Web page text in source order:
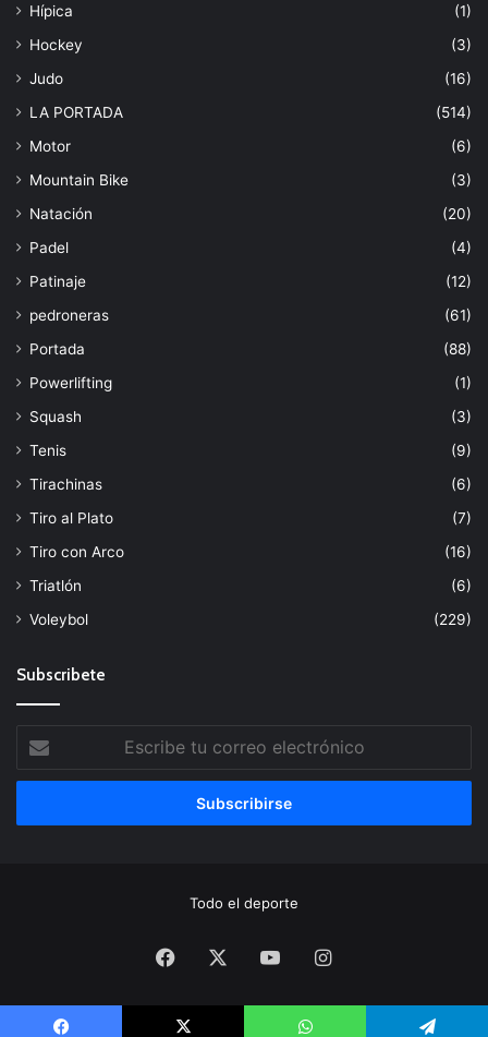
Hípica
(1)
Hockey
(3)
Judo
(16)
LA PORTADA
(514)
Motor
(6)
Mountain Bike
(3)
Natación
(20)
Padel
(4)
Patinaje
(12)
pedroneras
(61)
Portada
(88)
Powerlifting
(1)
Squash
(3)
Tenis
(9)
Tirachinas
(6)
Tiro al Plato
(7)
Tiro con Arco
(16)
Triatlón
(6)
Voleybol
(229)
Subscribete
tu
correo
Todo el deporte
Facebook YouTubeInstagram